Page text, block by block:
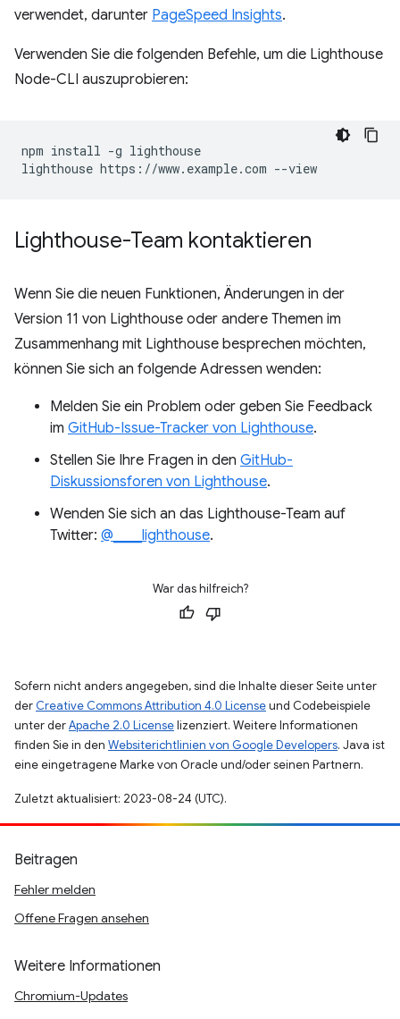
verwendet, darunter PageSpeed Insights.
Verwenden Sie die folgenden Befehle, um die Lighthouse
Node-CLI auszuprobieren:
npm install -g lighthouse
Lighthouse-Team kontaktieren
Wenn Sie die neuen Funktionen, Änderungen in der
Version 11 von Lighthouse oder andere Themen im
Zusammenhang mit Lighthouse besprechen möchten,
können Sie sich an folgende Adressen wenden:
Melden Sie ein Problem oder geben Sie Feedback
im GitHub-Issue-Tracker von Lighthouse.
Stellen Sie Ihre Fragen in den GitHub-
Diskussionsforen von Lighthouse.
Wenden Sie sich an das Lighthouse-Team auf
Twitter: @____lighthouse.
War das hilfreich?
Sofern nicht anders angegeben, sind die Inhalte dieser Seite unter
der Creative Commons Attribution 4.0 Licenseund Codebeispiele
unter derApache 2.0 Licenselizenziert. Weitere Informationen
finden Sie in den Websiterichtlinien von Google Developers. Java ist
eine eingetragene Marke von Oracle und/oder seinen Partnern.
Zuletzt aktualisiert: 2023-08-24 (UTC).
Beitragen
Fehler melden
Offene Fragen ansehen
Weitere Informationen
Chromium-Updates